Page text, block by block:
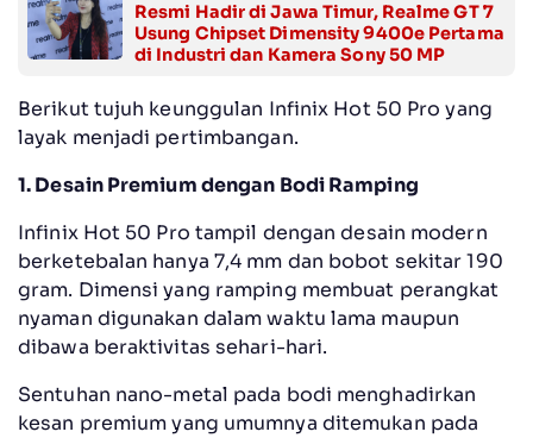
Resmi Hadir di Jawa Timur, Realme GT 7
Usung Chipset Dimensity 9400e Pertama
di Industri dan Kamera Sony 50 MP
Berikut tujuh keunggulan Infinix Hot 50 Pro yang
layak menjadi pertimbangan.
1. Desain Premium dengan Bodi Ramping
Infinix Hot 50 Pro tampil dengan desain modern
berketebalan hanya 7,4 mm dan bobot sekitar 190
gram. Dimensi yang ramping membuat perangkat
nyaman digunakan dalam waktu lama maupun
dibawa beraktivitas sehari-hari.
Sentuhan nano-metal pada bodi menghadirkan
kesan premium yang umumnya ditemukan pada